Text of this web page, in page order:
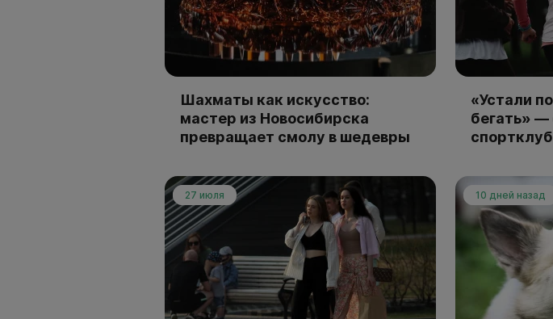
Шахматы как искусство:
мастер из Новосибирска
превращает смолу в шедевры
«Устали
бегать» —
27 июля 10 дней назад